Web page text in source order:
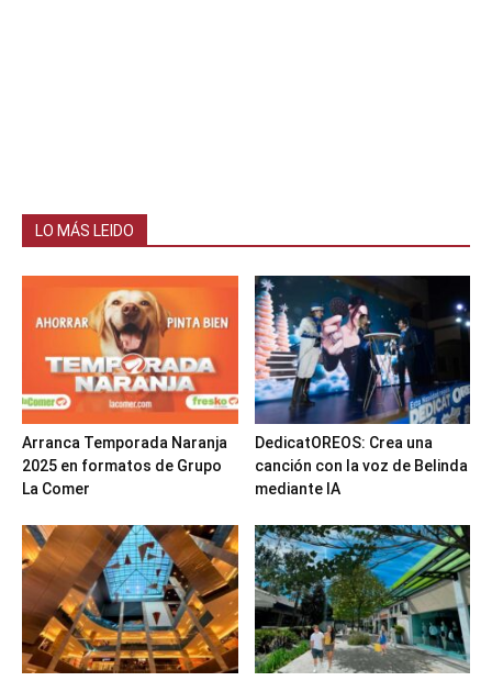
LO MÁS LEIDO
Arranca Temporada Naranja
2025 en formatos de Grupo
La Comer
DedicatOREOS: Crea una
canción con la voz de Belinda
mediante IA